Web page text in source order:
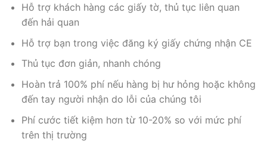
Hỗ trợ khách hàng các giấy tờ, thủ tục liên quan
đến hải quan
Hỗ trợ bạn trong việc đăng ký giấy chứng nhận CE
Thủ tục đơn giản, nhanh chóng
Hoàn trả 100% phí nếu hàng bị hư hỏng hoặc không
đến tay người nhận do lỗi của chúng tôi
Phí cước tiết kiệm hơn từ 10-20% so với mức phí
trên thị trường